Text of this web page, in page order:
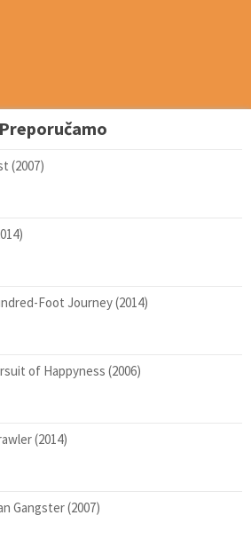
Preporučamo
(2007)
Foot Journey (2014)
of Happyness (2006)
(2014)
Gangster (2007)